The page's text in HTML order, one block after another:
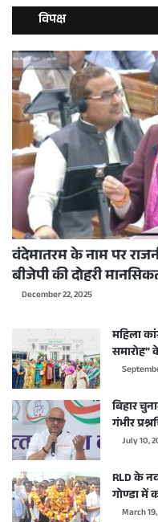
विपक्ष
वंदेमातरम के नाम पर
बीजेपी की दोहरी
December 22, 2025
महिला
बिहार
गंभीर
July 10,
RLD के
गोण्डा में
March